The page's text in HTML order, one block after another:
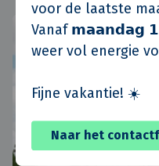
voor de laatste
Vanaf 𝗺𝗮𝗮𝗻𝗱𝗮𝗴
weer vol energie
Fijne vakantie! ☀️
Naar het